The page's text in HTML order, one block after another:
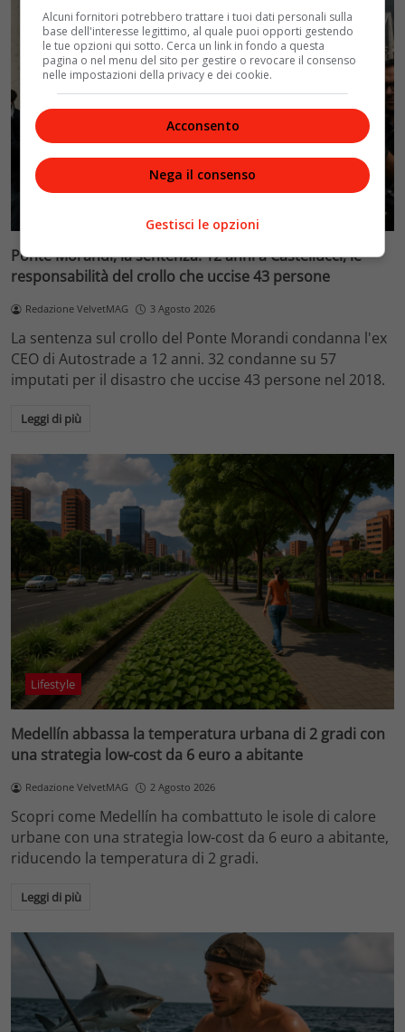
Ponte Morandi, la sentenza: 12 anni a Castellucci, le
responsabilità del crollo che uccise 43 persone
Redazione VelvetMAG 3 Agosto 2026
La sentenza sul crollo del Ponte Morandi condanna l'ex
CEO di Autostrade a 12 anni. 32 condanne su 57
imputati per il disastro che uccise 43 persone nel 2018.
Leggi di più
Lifestyle
Medellín abbassa la temperatura urbana di 2 gradi con
una strategia low-cost da 6 euro a abitante
Redazione VelvetMAG 2 Agosto 2026
Scopri come Medellín ha combattuto le isole di calore
urbane con una strategia low-cost da 6 euro a abitante,
riducendo la temperatura di 2 gradi.
Leggi di più
Alcuni fornitori potrebbero trattare i tuoi dati personali sulla
base dell'interesse legittimo, al quale puoi opporti gestendo
le tue opzioni qui sotto. Cerca un link in fondo a questa
pagina o nel menu del sito per gestire o revocare il consenso
nelle impostazioni della privacy e dei cookie.
Acconsento
Nega il consenso
Gestisci le opzioni